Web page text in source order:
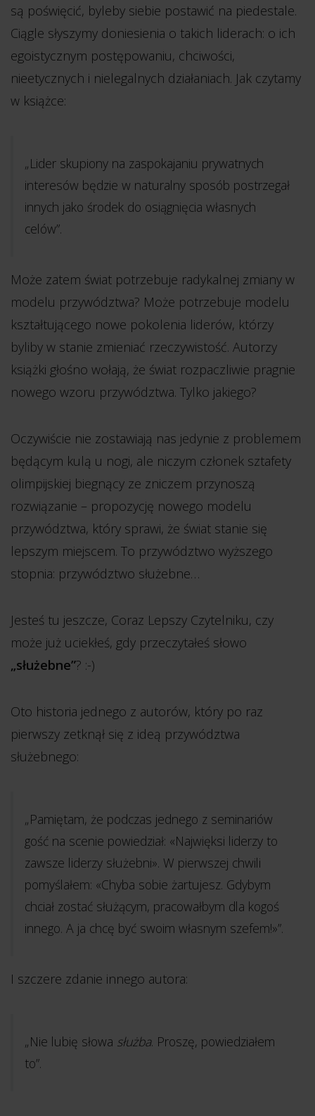
są poświęcić, byleby siebie postawić na piedestale.
Ciągle słyszymy doniesienia o takich liderach: o ich
egoistycznym postępowaniu, chciwości,
nieetycznych i nielegalnych działaniach. Jak czytamy
w książce:
„Lider skupiony na zaspokajaniu prywatnych
interesów będzie w naturalny sposób postrzegał
innych jako środek do osiągnięcia własnych
celów”.
Może zatem świat potrzebuje radykalnej zmiany w
modelu przywództwa? Może potrzebuje modelu
kształtującego nowe pokolenia liderów, którzy
byliby w stanie zmieniać rzeczywistość. Autorzy
książki głośno wołają, że świat rozpaczliwie pragnie
nowego wzoru przywództwa. Tylko jakiego?
Oczywiście nie zostawiają nas jedynie z problemem
będącym kulą u nogi, ale niczym członek sztafety
olimpijskiej biegnący ze zniczem przynoszą
rozwiązanie – propozycję nowego modelu
przywództwa, który sprawi, że świat stanie się
lepszym miejscem. To przywództwo wyższego
stopnia: przywództwo służebne…
Jesteś tu jeszcze, Coraz Lepszy Czytelniku, czy
może już uciekłeś, gdy przeczytałeś słowo
„służebne”? :-)
Oto historia jednego z autorów, który po raz
pierwszy zetknął się z ideą przywództwa
służebnego:
„Pamiętam, że podczas jednego z seminariów
gość na scenie powiedział: «Najwięksi liderzy to
zawsze liderzy służebni». W pierwszej chwili
pomyślałem: «Chyba sobie żartujesz. Gdybym
chciał zostać służącym, pracowałbym dla kogoś
innego. A ja chcę być swoim własnym szefem!»”.
I szczere zdanie innego autora:
„Nie lubię słowa służba. Proszę, powiedziałem
to”.